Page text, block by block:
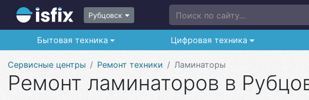
Рубцовск Поиск по сайту...
Бытовая техника Цифровая техника
Сервисные центры Ремонт техники Ламинаторы
Ремонт ламинаторов в